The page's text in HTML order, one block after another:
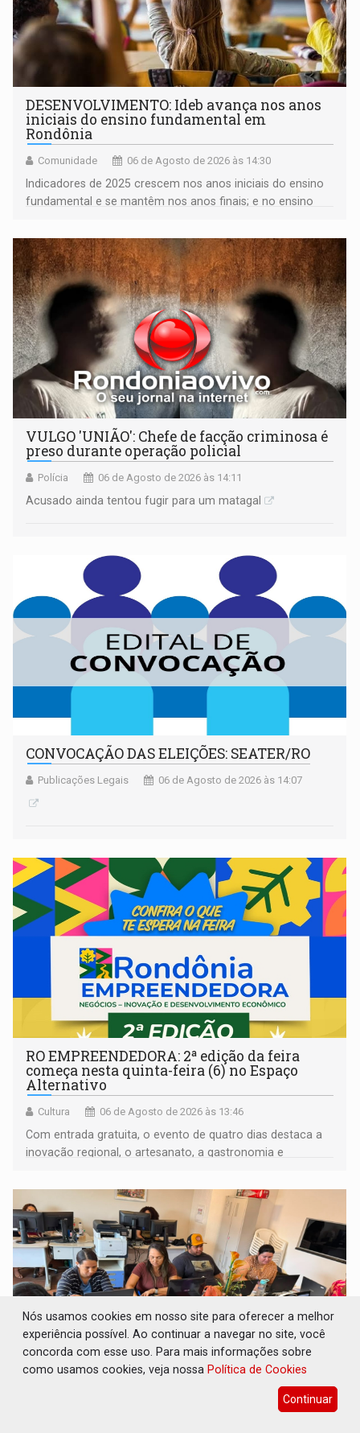
DESENVOLVIMENTO: Ideb avança nos anos
iniciais do ensino fundamental em
Rondônia
Comunidade 06 de Agosto de 2026 às 14:30
Indicadores de 2025 crescem nos anos iniciais do ensino
fundamental e se mantêm nos anos finais; e no ensino
VULGO 'UNIÃO': Chefe de facção criminosa é
preso durante operação policial
Polícia 06 de Agosto de 2026 às 14:11
Acusado ainda tentou fugir para um matagal
CONVOCAÇÃO DAS ELEIÇÕES: SEATER/RO
Publicações Legais 06 de Agosto de 2026 às 14:07
RO EMPREENDEDORA: 2ª edição da feira
começa nesta quinta-feira (6) no Espaço
Alternativo
Cultura 06 de Agosto de 2026 às 13:46
Com entrada gratuita, o evento de quatro dias destaca a
inovação regional, o artesanato, a gastronomia e
FORTALECIMENTO: Contratação de novos
servidores reforça equipes do Cad Único nos
Nós usamos cookies em nosso site para oferecer a melhor
experiência possível. Ao continuar a navegar no site, você
concorda com esse uso. Para mais informações sobre
como usamos cookies, veja nossa Política de Cookies
Continuar